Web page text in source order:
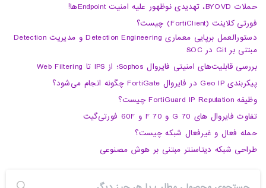
حملات BYOVD، تهدیدی نوظهور علیه امنیت Endpointها!
فورتی کلاینت (FortiClient) چیست؟
دستورالعمل برپایی معماری Detection Engineering و مدیریت Detection
مبتنی بر Git در SOC
بررسی قابلیت‌های امنیتی فایروال Sophos؛ از IPS تا Web Filtering
پیکربندی Geo IP در فایروال FortiGate چگونه انجام می‌شود؟
وظیفه FortiGuard IP Reputation چیست؟
تفاوت فایروال های 70 G و 70 F و 60F فورتی‌گیت
حمله فعال و غیرفعال شبکه چیست؟
طراحی شبکه دیتاسنتر مبتنی بر هوش مصنوعی